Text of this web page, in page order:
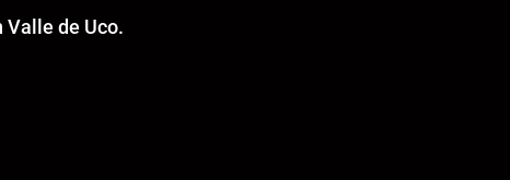
Valle de Uco.